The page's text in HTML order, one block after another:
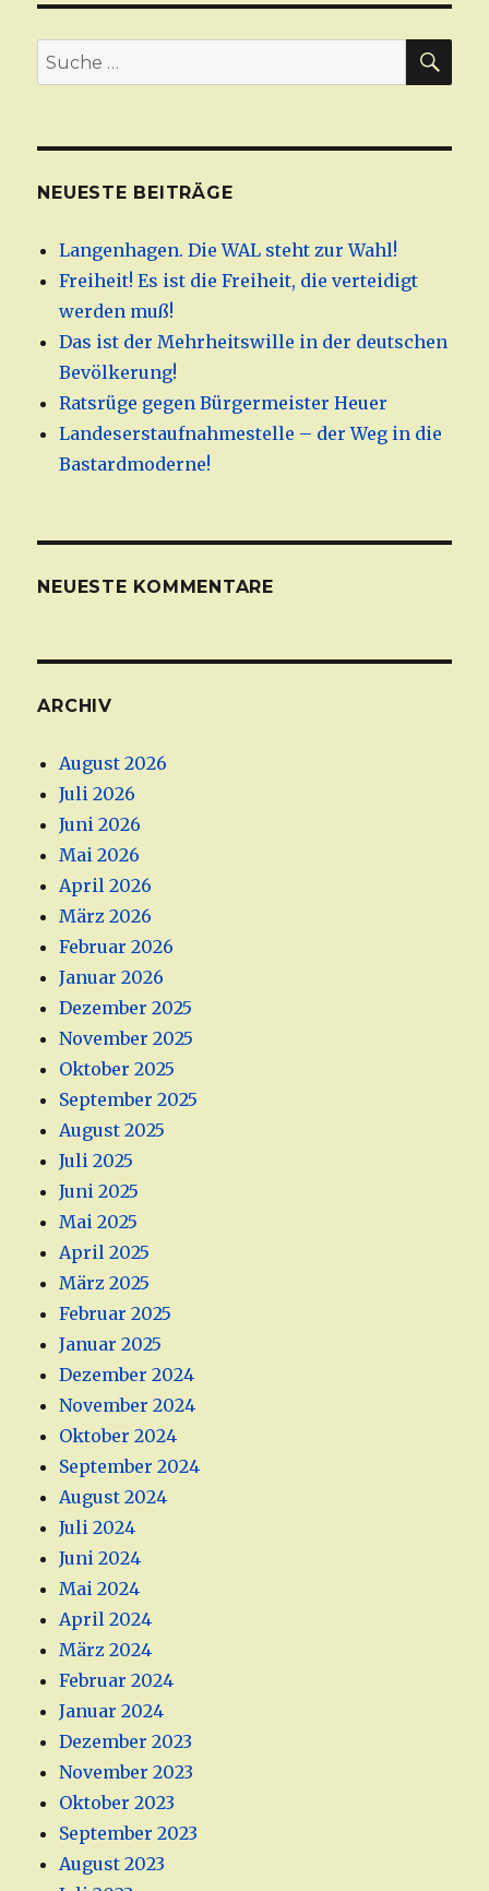
Suche
nach:
NEUESTE BEITRÄGE
Langenhagen. Die WAL steht zur Wahl!
Freiheit! Es ist die Freiheit, die verteidigt
werden muß!
Das ist der Mehrheitswille in der deutschen
Bevölkerung!
Ratsrüge gegen Bürgermeister Heuer
Landeserstaufnahmestelle – der Weg in die
Bastardmoderne!
NEUESTE KOMMENTARE
ARCHIV
August 2026
Juli 2026
Juni 2026
Mai 2026
April 2026
März 2026
Februar 2026
Januar 2026
Dezember 2025
November 2025
Oktober 2025
September 2025
August 2025
Juli 2025
Juni 2025
Mai 2025
April 2025
März 2025
Februar 2025
Januar 2025
Dezember 2024
November 2024
Oktober 2024
September 2024
August 2024
Juli 2024
Juni 2024
Mai 2024
April 2024
März 2024
Februar 2024
Januar 2024
Dezember 2023
November 2023
Oktober 2023
September 2023
August 2023